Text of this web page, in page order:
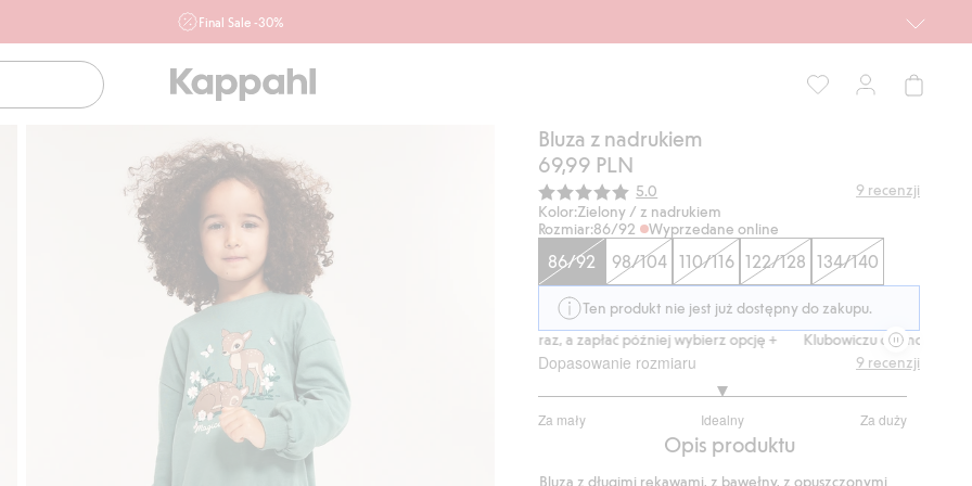
Final Sale -30%
ofertę, również z działu outlet do 10.8 w sklepach Kappahl i
Newbie oraz na kappahl.com. Ofert nie łączymy
Niemowlę
Newbie
Bluza z nadrukiem
69,99 PLN
Średnia ocena:
5.0 9 recenzji
Kolor:Zielony / z nadrukiem
Rozmiar:86/92 Wyprzedane online
86/92 98/104 110/116 122/128 134/140
Ten produkt nie jest już dostępny do zakupu.
Klubowiczu darmowa dostawa od 150 zł
Kup teraz, a zapłać później wybierz opcję + Klubowiczu darmowa dostawa
Dopasowanie rozmiaru
Za mały Idealny Za duży
na
9 recenzji
Opis produktu
Bluza z długimi rękawami, z bawełny, z opuszczonymi